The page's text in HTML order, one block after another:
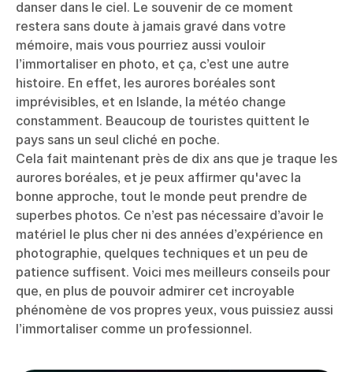
danser dans le ciel. Le souvenir de ce moment
restera sans doute à jamais gravé dans votre
mémoire, mais vous pourriez aussi vouloir
l’immortaliser en photo, et ça, c’est une autre
histoire. En effet, les aurores boréales sont
imprévisibles, et en Islande, la météo change
constamment. Beaucoup de touristes quittent le
pays sans un seul cliché en poche.
Cela fait maintenant près de dix ans que je traque les
aurores boréales, et je peux affirmer qu'avec la
bonne approche, tout le monde peut prendre de
superbes photos. Ce n’est pas nécessaire d’avoir le
matériel le plus cher ni des années d’expérience en
photographie, quelques techniques et un peu de
patience suffisent. Voici mes meilleurs conseils pour
que, en plus de pouvoir admirer cet incroyable
phénomène de vos propres yeux, vous puissiez aussi
l’immortaliser comme un professionnel.